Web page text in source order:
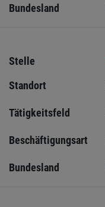
Bundesland
Stelle
Standort
Tätigkeitsfeld
Beschäftigungsart
Bundesland